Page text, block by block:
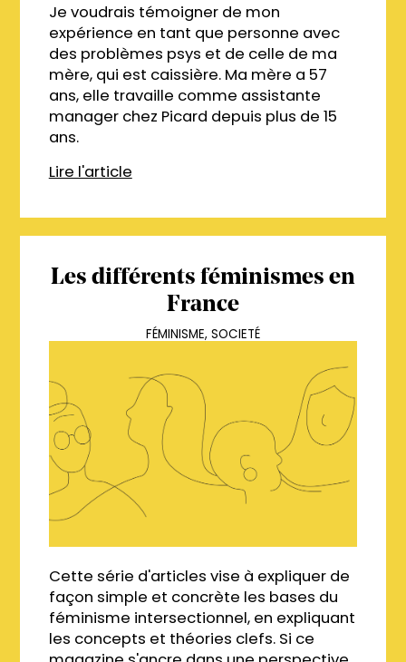
Je voudrais témoigner de mon
expérience en tant que personne avec
des problèmes psys et de celle de ma
mère, qui est caissière. Ma mère a 57
ans, elle travaille comme assistante
manager chez Picard depuis plus de 15
ans.
Lire l'article
Les différents féminismes en
France
FÉMINISME, SOCIETÉ
Cette série d'articles vise à expliquer de
façon simple et concrète les bases du
féminisme intersectionnel, en expliquant
les concepts et théories clefs. Si ce